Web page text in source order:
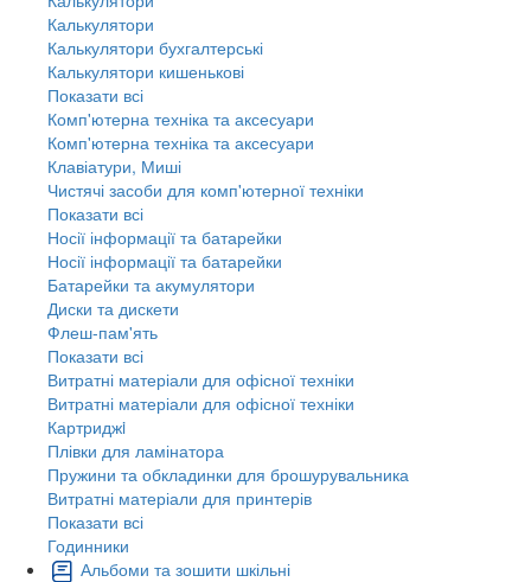
Калькулятори
Калькулятори бухгалтерські
Калькулятори кишенькові
Показати всі
Комп'ютерна техніка та аксесуари
Комп'ютерна техніка та аксесуари
Клавіатури, Миші
Чистячі засоби для комп'ютерної техніки
Показати всі
Носії інформації та батарейки
Носії інформації та батарейки
Батарейки та акумулятори
Диски та дискети
Флеш-пам'ять
Показати всі
Витратні матеріали для офісної техніки
Витратні матеріали для офісної техніки
Картриджi
Плівки для ламінатора
Пружини та обкладинки для брошурувальника
Витратні матеріали для принтерів
Показати всі
Годинники
Альбоми та зошити шкільні